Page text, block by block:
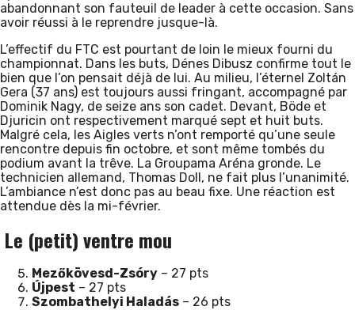
abandonnant son fauteuil de leader à cette occasion. Sans
avoir réussi à le reprendre jusque-là.
L’effectif du FTC est pourtant de loin le mieux fourni du
championnat. Dans les buts, Dénes Dibusz confirme tout le
bien que l’on pensait déjà de lui. Au milieu, l’éternel Zoltán
Gera (37 ans) est toujours aussi fringant, accompagné par
Dominik Nagy, de seize ans son cadet. Devant, Böde et
Djuricin ont respectivement marqué sept et huit buts.
Malgré cela, les Aigles verts n’ont remporté qu’une seule
rencontre depuis fin octobre, et sont même tombés du
podium avant la trêve. La Groupama Aréna gronde. Le
technicien allemand, Thomas Doll, ne fait plus l’unanimité.
L’ambiance n’est donc pas au beau fixe. Une réaction est
attendue dès la mi-février.
Le (petit) ventre mou
Mezőkövesd-Zsóry – 27 pts
Újpest – 27 pts
Szombathelyi Haladás – 26 pts